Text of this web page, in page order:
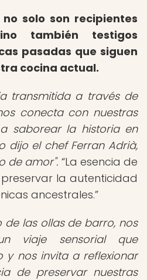
solo son recipientes
también testigos
pasadas que siguen
cocina actual.
transmitida a través de
conecta con nuestras
saborear la historia en
dijo el chef Ferran Adrià,
de amor". La esencia de
la autenticidad
ancestrales.
de las ollas de barro, nos
viaje sensorial que
y nos invita a reflexionar
de preservar nuestras